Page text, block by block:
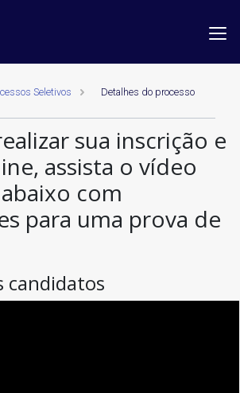
Seletivos Detalhes do processo
sua inscrição e
assista o vídeo
com
para uma prova de
candidatos